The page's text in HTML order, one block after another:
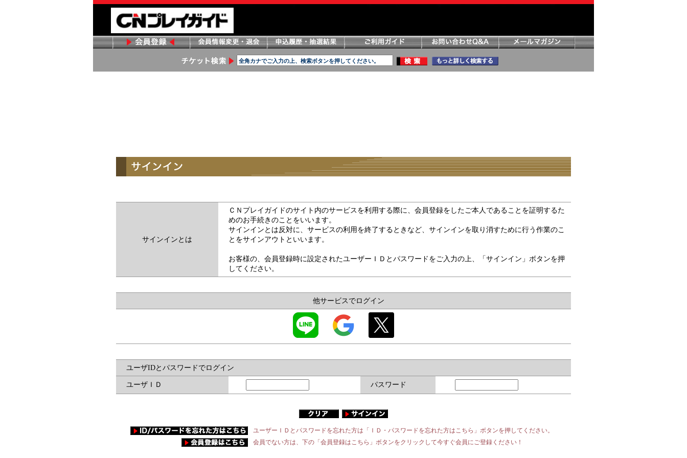
サインインとは
ＣＮプレイガイドのサイト内のサービスを利用する際に、会員登録をしたご本人であることを証明するた
めのお手続きのことをいいます。
サインインとは反対に、サービスの利用を終了するときなど、サインインを取り消すために行う作業のこ
とをサインアウトといいます。
お客様の、会員登録時に設定されたユーザーＩＤとパスワードをご入力の上、「サインイン」ボタンを押
してください。
他サービスでログイン
ユーザIDとパスワードでログイン
ユーザＩＤ パスワード
ユーザーＩＤとパスワードを忘れた方は「ＩＤ・パスワードを忘れた方はこちら」ボタンを押してください。
会員でない方は、下の「会員登録はこちら」ボタンをクリックして今すぐ会員にご登録ください！